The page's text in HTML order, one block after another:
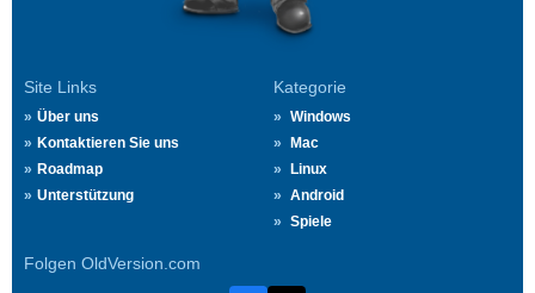
Site Links
Über uns
Kontaktieren Sie uns
Roadmap
Unterstützung
Kategorie
Windows
Mac
Linux
Android
Spiele
Folgen OldVersion.com